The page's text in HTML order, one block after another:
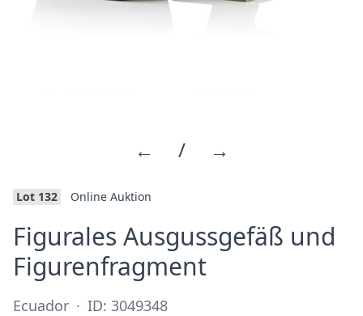
← / →
Lot 132 Online Auktion
Figurales Ausgussgefäß und
Figurenfragment·
Ecuador · ID: 3049348